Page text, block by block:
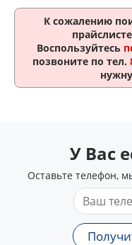
К сожалению
Воспользуйтесь
позвоните по тел.
У Вас
Оставьте телефон,